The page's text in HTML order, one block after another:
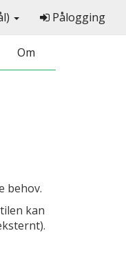
Pålogging
Om
behov.
kan